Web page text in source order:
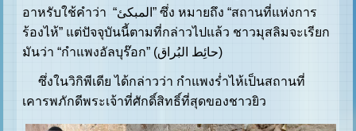
อาหรับใช้คำว่า “المبکئ” ซึ่ง หมายถึง “สถานที่แห่งการ
ร้องไห้” แต่ปัจจุบันนี้ตามที่กล่าวไปแล้ว ชาวมุสลิมจะเรียก
มันว่า “กำแพงอัลบุร๊อก” (حائِط البُراق)
ซึ่งในวิกิพีเดีย ได้กล่าวว่า กำแพงร่ำไห้เป็นสถานที่
เคารพภักดีพระเจ้าที่ศักดิ์สิทธิ์ที่สุดของชาวยิว